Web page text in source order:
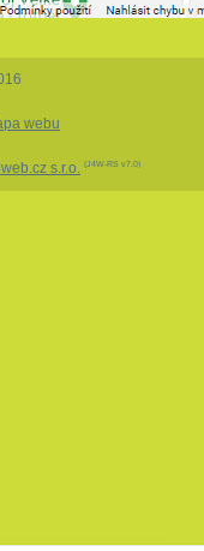
webu
s.r.o. (J4W-RS v7.0)